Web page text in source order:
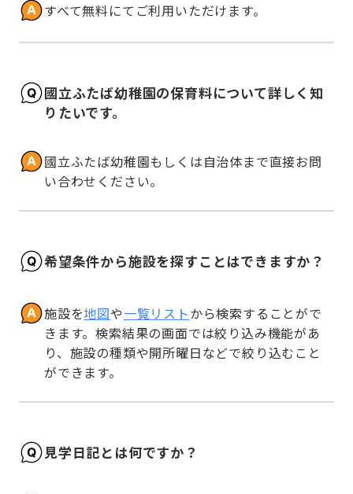
すべて無料にてご利用いただけます。
國立ふたば幼稚園の保育料について詳しく知
りたいです。
國立ふたば幼稚園もしくは自治体まで直接お問
い合わせください。
希望条件から施設を探すことはできますか？
施設を地図や一覧リストから検索することがで
きます。検索結果の画面では絞り込み機能があ
り、施設の種類や開所曜日などで絞り込むこと
ができます。
見学日記とは何ですか？